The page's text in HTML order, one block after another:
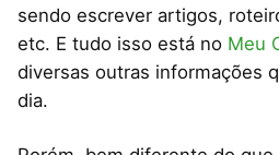
sendo escrever artigos,
etc. E tudo isso está no Meu
diversas outras informações
dia.